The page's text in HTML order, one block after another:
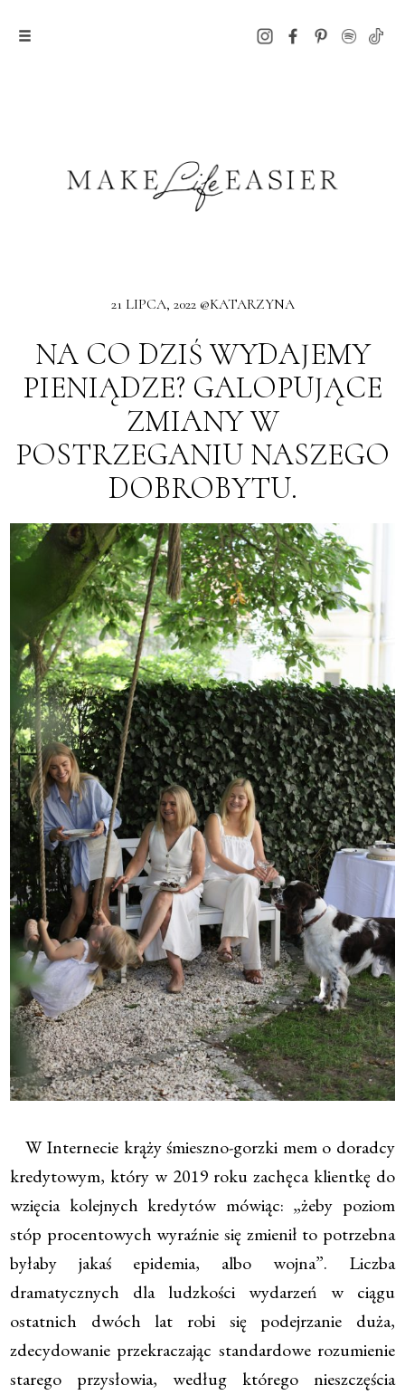
21 LIPCA, 2022 @KATARZYNA
NA CO DZIŚ WYDAJEMY
PIENIĄDZE? GALOPUJĄCE
ZMIANY W
POSTRZEGANIU NASZEGO
DOBROBYTU.
W Internecie krąży śmieszno-gorzki mem o doradcy
kredytowym, który w 2019 roku zachęca klientkę do
wzięcia kolejnych kredytów mówiąc: „żeby poziom
stóp procentowych wyraźnie się zmienił to potrzebna
byłaby jakaś epidemia, albo wojna”. Liczba
dramatycznych dla ludzkości wydarzeń w ciągu
ostatnich dwóch lat robi się podejrzanie duża,
zdecydowanie przekraczając standardowe rozumienie
starego przysłowia, według którego nieszczęścia